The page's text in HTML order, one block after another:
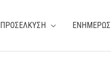
ΠΡΟΣΕΛΚΥΣΗ